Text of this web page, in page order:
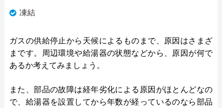
凍結
ガスの供給停止から天候によるものまで、原因はさまざ
まです。周辺環境や給湯器の状態などから、原因が何で
あるか考えてみましょう。
また、部品の故障は経年劣化による原因がほとんどなの
で、給湯器を設置してから年数が経っているのなら部品